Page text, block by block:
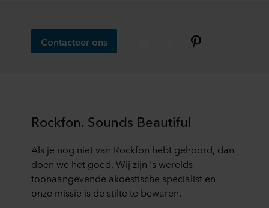
Contacteer ons
Rockfon. Sounds Beautiful
Als je nog niet van Rockfon hebt gehoord, dan
doen we het goed. Wij zijn 's werelds
toonaangevende akoestische specialist en
onze missie is de stilte te bewaren.